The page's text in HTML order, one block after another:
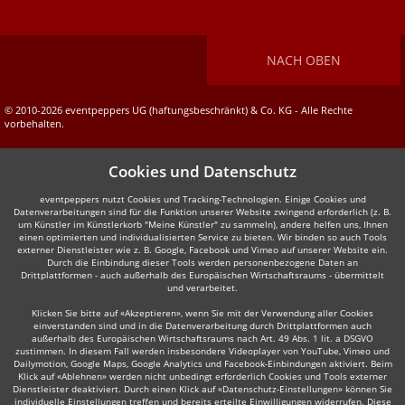
NACH OBEN
© 2010-2026 eventpeppers UG (haftungsbeschränkt) & Co. KG - Alle Rechte
vorbehalten.
Cookies und Datenschutz
eventpeppers nutzt Cookies und Tracking-Technologien. Einige Cookies und
Datenverarbeitungen sind für die Funktion unserer Website zwingend erforderlich (z. B.
um Künstler im Künstlerkorb "Meine Künstler" zu sammeln), andere helfen uns, Ihnen
einen optimierten und individualisierten Service zu bieten. Wir binden so auch Tools
externer Dienstleister wie z. B. Google, Facebook und Vimeo auf unserer Website ein.
Durch die Einbindung dieser Tools werden personenbezogene Daten an
Drittplattformen - auch außerhalb des Europäischen Wirtschaftsraums - übermittelt
und verarbeitet.
Klicken Sie bitte auf «Akzeptieren», wenn Sie mit der Verwendung aller Cookies
einverstanden sind und in die Datenverarbeitung durch Drittplattformen auch
außerhalb des Europäischen Wirtschaftsraums nach Art. 49 Abs. 1 lit. a DSGVO
zustimmen. In diesem Fall werden insbesondere Videoplayer von YouTube, Vimeo und
Dailymotion, Google Maps, Google Analytics und Facebook-Einbindungen aktiviert. Beim
Klick auf «Ablehnen» werden nicht unbedingt erforderlich Cookies und Tools externer
Dienstleister deaktiviert. Durch einen Klick auf «Datenschutz-Einstellungen» können Sie
individuelle Einstellungen treffen und bereits erteilte Einwilligungen widerrufen. Diese